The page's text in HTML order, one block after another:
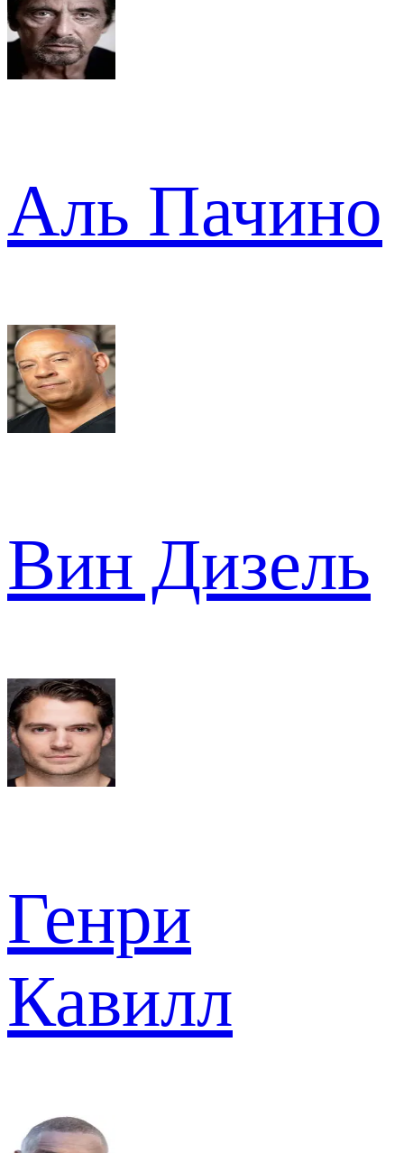
Аль Пачино
Вин Дизель
Генри
Кавилл